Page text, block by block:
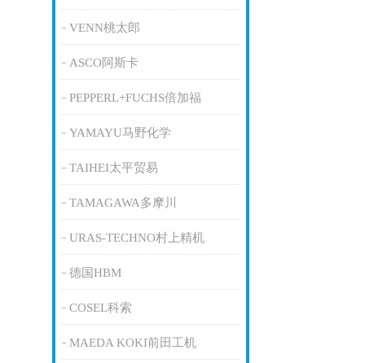
VENN桃太郎
ASCO阿斯卡
PEPPERL+FUCHS倍加福
YAMAYU马野化学
TAIHEI太平贸易
TAMAGAWA多摩川
URAS-TECHNO村上精机
德国HBM
COSEL科索
MAEDA KOKI前田工机